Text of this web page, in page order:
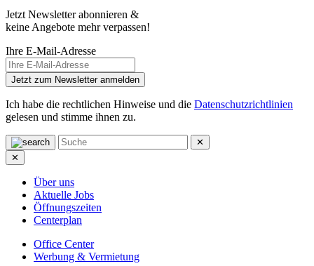
Jetzt Newsletter abonnieren &
keine Angebote mehr verpassen!
Ihre E-Mail-Adresse
Jetzt zum Newsletter anmelden
Ich habe die rechtlichen Hinweise und die Datenschutzrichtlinien
gelesen und stimme ihnen zu.
✕
✕
Über uns
Aktuelle Jobs
Öffnungszeiten
Centerplan
Office Center
Werbung & Vermietung